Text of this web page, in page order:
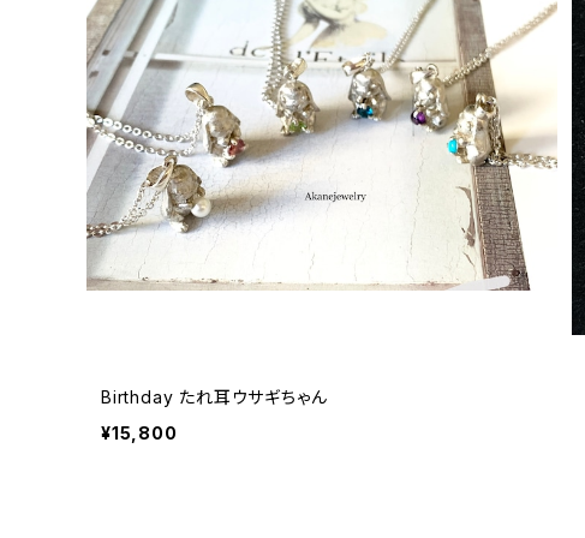
Birthday たれ耳ウサギちゃん
¥15,800